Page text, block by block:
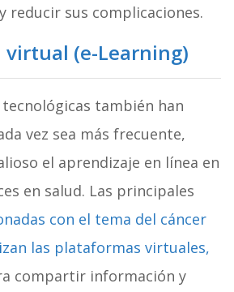
reducir sus complicaciones.
virtual (e-Learning)
también han
vez sea más frecuente,
el aprendizaje en línea en
en salud. Las principales
con el tema del cáncer
las plataformas virtuales,
compartir información y